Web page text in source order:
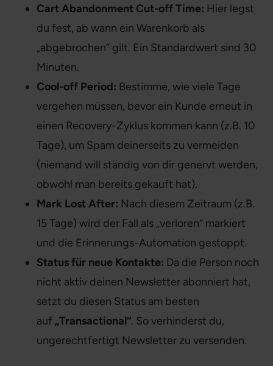
Cart Abandonment Cut-off Time: Hier legst
du fest, ab wann ein Warenkorb als
„abgebrochen“ gilt. Ein Standardwert sind 30
Minuten.
Cool-off Period: Bestimme, wie viele Tage
vergehen müssen, bevor ein Kunde erneut in
einen Recovery-Zyklus kommen kann (z.B. 10
Tage), um Spam deinerseits zu vermeiden
(niemand will ständig von dir genervt werden,
obwohl man bereits gekauft hat).
Mark Lost After: Nach diesem Zeitraum (z.B.
15 Tage) wird der Fall als „verloren“ markiert
und die Erinnerungs-Automation gestoppt.
Status für neue Kontakte: Da die Person noch
nicht aktiv deinen Newsletter abonniert hat,
setzt du diesen Status am besten
auf „Transactional“. So verhinderst du,
ungerechtfertigt Newsletter zu versenden.